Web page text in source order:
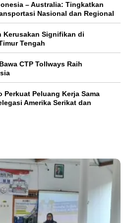
– Australia: Tingkatkan
Nasional dan Regional
Kerusakan Signifikan di
Tengah
CTP Tollways Raih
Perkuat Peluang Kerja Sama
Amerika Serikat dan